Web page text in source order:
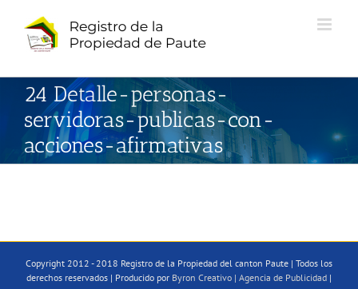
contenido
24 Detalle-personas-
servidoras-publicas-con-
acciones-afirmativas
Copyright 2012 - 2018 Registro de la Propiedad del canton Paute | Todos los
derechos reservados | Producido por Byron Creativo | Agencia de Publicidad |